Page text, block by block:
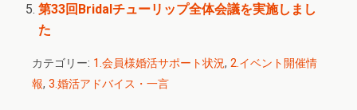
第33回Bridalチューリップ全体会議を実施しまし
た
カテゴリー: 1.会員様婚活サポート状況, 2.イベント開催情
報, 3.婚活アドバイス・一言